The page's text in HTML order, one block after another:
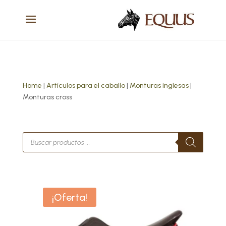
Home | Artículos para el caballo| Monturas inglesas|
Monturas cross
Búsqueda
productos
¡Oferta!
Este
producto